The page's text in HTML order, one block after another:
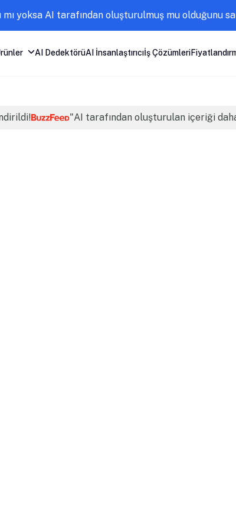
yoksa AI tarafından oluşturulmuş mu olduğunu
AI DedektörüAI İnsanlaştırıcıİş Çözümleri
"AI tarafından oluşturulan içeriği